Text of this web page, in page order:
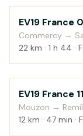
Campagne
EV19 France
Commercy →
22 km · 1 h 44 ·
Au fil de l'eau
EV19 France
Mouzon →
12 km · 47 min ·